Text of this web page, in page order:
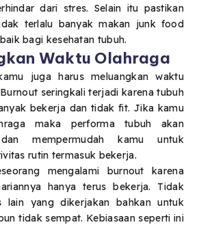
dari stres. Selain itu pastikan
terlalu banyak makan junk food
bagi kesehatan tubuh.
Waktu Olahraga
juga harus meluangkan waktu
seringkali terjadi karena tubuh
bekerja dan tidak fit. Jika kamu
maka performa tubuh akan
mempermudah kamu untuk
rutin termasuk bekerja.
mengalami burnout karena
hanya terus bekerja. Tidak
lain yang dikerjakan bahkan untuk
tidak sempat. Kebiasaan seperti ini